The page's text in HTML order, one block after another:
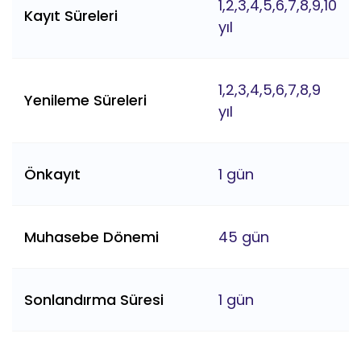
Kayıt Süreleri
1,2,3,4,5,6,7,8,9,10
yıl
Yenileme Süreleri
1,2,3,4,5,6,7,8,9
yıl
Önkayıt 1 gün
Muhasebe Dönemi 45 gün
Sonlandırma Süresi 1 gün